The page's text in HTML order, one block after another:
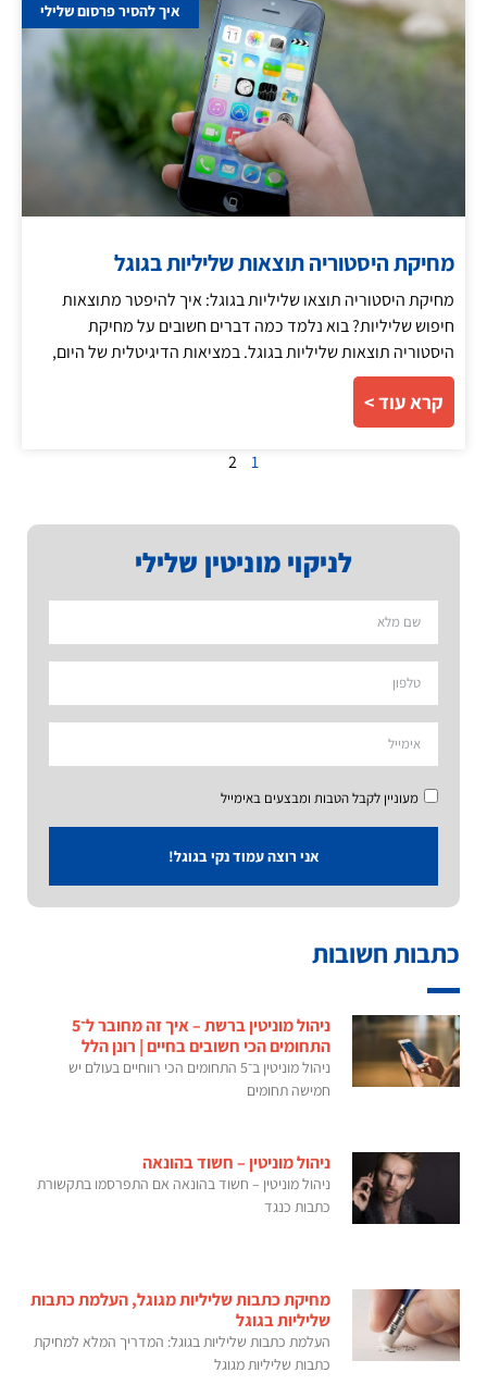
לניקוי מוניטין שלילי
מעוניין לקבל הטבות ומבצעים באימייל
אני רוצה עמוד נקי בגוגל!
כתבות חשובות
ניהול מוניטין ברשת – איך זה מחובר ל־5
התחומים הכי חשובים בחיים | רונן הלל
ניהול מוניטין ב־5 התחומים הכי רווחיים בעולם יש
חמישה תחומים
ניהול מוניטין – חשוד בהונאה
ניהול מוניטין – חשוד בהונאה אם התפרסמו בתקשורת
כתבות כנגד
מחיקת כתבות שליליות מגוגל, העלמת כתבות
שליליות בגוגל
העלמת כתבות שליליות בגוגל: המדריך המלא למחיקת
כתבות שליליות מגוגל
איך להסיר פרסום שלילי
מחיקת היסטוריה תוצאות שליליות בגוגל
מחיקת היסטוריה תוצאו שליליות בגוגל: איך להיפטר מתוצאות
חיפוש שליליות? בוא נלמד כמה דברים חשובים על מחיקת
היסטוריה תוצאות שליליות בגוגל. במציאות הדיגיטלית של היום,
קרא עוד >
1
2